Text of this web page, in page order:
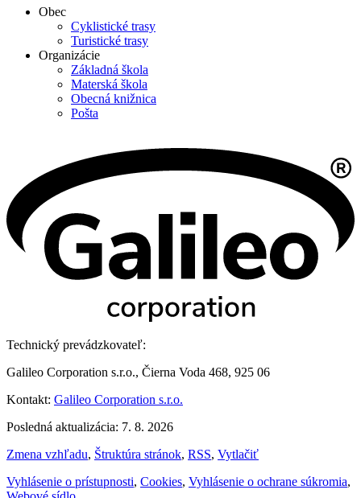
Obec
Cyklistické trasy
Turistické trasy
Organizácie
Základná škola
Materská škola
Obecná knižnica
Pošta
Technický prevádzkovateľ:
Galileo Corporation s.r.o., Čierna Voda 468, 925 06
Kontakt: Galileo Corporation s.r.o.
Posledná aktualizácia: 7. 8. 2026
Zmena vzhľadu, Štruktúra stránok, RSS, Vytlačiť
Vyhlásenie o prístupnosti, Cookies, Vyhlásenie o ochrane súkromia,